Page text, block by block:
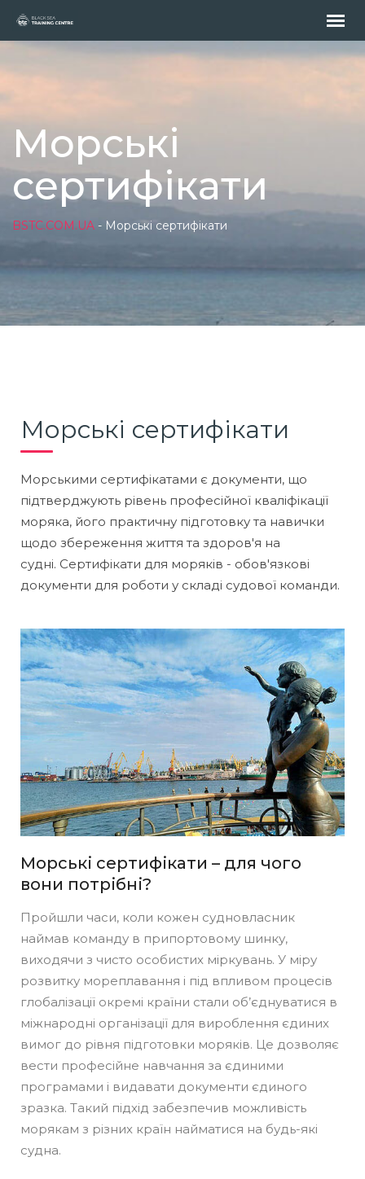
Морські
сертифікати
BSTC.COM.UA - Морські сертифікати
Морські сертифікати
Морськими сертифікатами є документи, що
підтверджують рівень професійної кваліфікації
моряка, його практичну підготовку та навички
щодо збереження життя та здоров'я на
судні. Сертифікати для моряків - обов'язкові
документи для роботи у складі судової команди.
Морські сертифікати – для чого
вони потрібні?
Пройшли часи, коли кожен судновласник
наймав команду в припортовому шинку,
виходячи з чисто особистих міркувань. У міру
розвитку мореплавання і під впливом процесів
глобалізації окремі країни стали об’єднуватися в
міжнародні організації для вироблення єдиних
вимог до рівня підготовки моряків. Це дозволяє
вести професійне навчання за єдиними
програмами і видавати документи єдиного
зразка. Такий підхід забезпечив можливість
морякам з різних країн найматися на будь-які
судна.